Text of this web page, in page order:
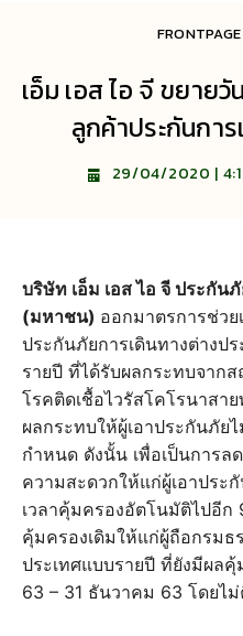
FRONTPAGE
เอ็ม เอส ไอ จี ขยาย
ลูกค้าประกันกา
29/04/2020 |
บริษัท เอ็ม เอส ไอ จี ประกัน
(มหาชน) ออกมาตรการช่ว
ประกันภัยการเดินทางต่างป
รายปี ที่ได้รับผลกระทบจาก
โรคติดเชื้อไวรัสโคโรนาสา
ผลกระทบให้ผู้เอาประกันภัย
กำหนด ดังนั้น เพื่อเป็นการล
ความสะดวกให้แก่ผู้เอาประ
เวลาคุ้มครองอัตโนมัติไปอี
คุ้มครองเดิมให้แก่ผู้ถือกรมธ
ประเทศแบบรายปี ที่ยังมีผล
63 – 31 ธันวาคม 63 โดยไม่